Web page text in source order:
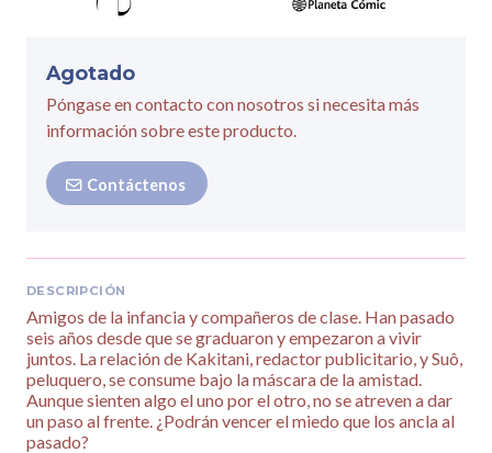
Agotado
Póngase en contacto con nosotros si necesita más
información sobre este producto.
Contáctenos
DESCRIPCIÓN
Amigos de la infancia y compañeros de clase. Han pasado
seis años desde que se graduaron y empezaron a vivir
juntos. La relación de Kakitani, redactor publicitario, y Suô,
peluquero, se consume bajo la máscara de la amistad.
Aunque sienten algo el uno por el otro, no se atreven a dar
un paso al frente. ¿Podrán vencer el miedo que los ancla al
pasado?